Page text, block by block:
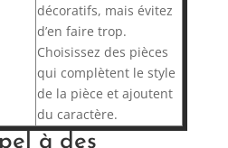
décoratifs, mais évitez
d’en faire trop.
Choisissez des pièces
qui complètent le style
de la pièce et ajoutent
du caractère.
à des